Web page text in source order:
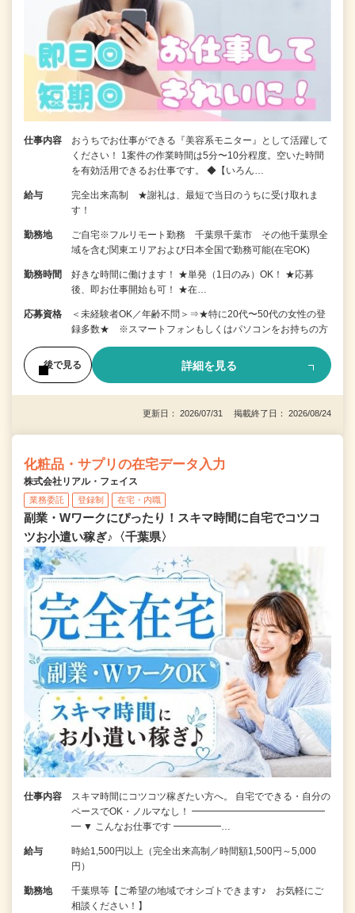
仕事内容
おうちでお仕事ができる『美容系モニター』として活躍して
ください！ 1案件の作業時間は5分〜10分程度。空いた時間
を有効活用できるお仕事です。 ◆【いろん…
給与
完全出来高制 ★謝礼は、最短で当日のうちに受け取れま
す！
勤務地
ご自宅※フルリモート勤務 千葉県千葉市 その他千葉県全
域を含む関東エリアおよび日本全国で勤務可能(在宅OK)
勤務時間
好きな時間に働けます！ ★単発（1日のみ）OK！ ★応募
後、即お仕事開始も可！ ★在…
応募資格
＜未経験者OK／年齢不問＞⇒★特に20代〜50代の女性の登
録多数★ ※スマートフォンもしくはパソコンをお持ちの方
後で見る 詳細を見る
更新日： 2026/07/31 掲載終了日： 2026/08/24
化粧品・サプリの在宅データ入力
株式会社リアル・フェイス
業務委託 登録制 在宅・内職
副業・Wワークにぴったり！スキマ時間に自宅でコツコ
ツお小遣い稼ぎ♪〈千葉県〉
仕事内容
スキマ時間にコツコツ稼ぎたい方へ。 自宅でできる・自分の
ペースでOK・ノルマなし！ ━━━━━━━━━━━━━━
━ ▼ こんなお仕事です ━━━━━…
給与
時給1,500円以上（完全出来高制／時間額1,500円～5,000
円）
勤務地
千葉県等【ご希望の地域でオシゴトできます♪ お気軽にご
相談ください！】